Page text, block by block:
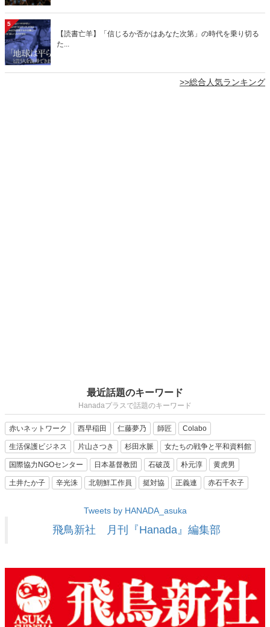
5
【読書亡羊】「信じるか否かはあなた次第」の時代を乗り切る
た...
>>総合人気ランキング
最近話題のキーワード
Hanadaプラスで話題のキーワード
赤いネットワーク 西早稲田 仁藤夢乃 師匠 Colabo
生活保護ビジネス 片山さつき 杉田水脈 女たちの戦争と平和資料館
国際協力NGOセンター 日本基督教団 石破茂 朴元淳 黄虎男
土井たか子 辛光洙 北朝鮮工作員 挺対協 正義連 赤石千衣子
Tweets by HANADA_asuka
飛鳥新社 月刊『Hanada』編集部